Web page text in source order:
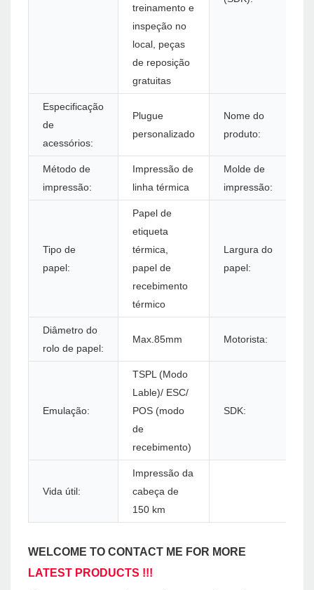
treinamento e
inspeção no
local, peças
de reposição
gratuitas
Especificação
de
acessórios:
Plugue
personalizado
Nome do
produto:
Método de
impressão:
Impressão de
linha térmica
Molde de
impressão:
Tipo de
papel:
Papel de
etiqueta
térmica,
papel de
recebimento
térmico
Largura do
papel:
Diâmetro do
rolo de papel:
Max.85mm Motorista:
Emulação:
TSPL (Modo
Lable)/ ESC/
POS (modo
de
recebimento)
SDK:
Vida útil:
Impressão da
cabeça de
150 km
WELCOME TO CONTACT ME FOR MORE
LATEST PRODUCTS !!!